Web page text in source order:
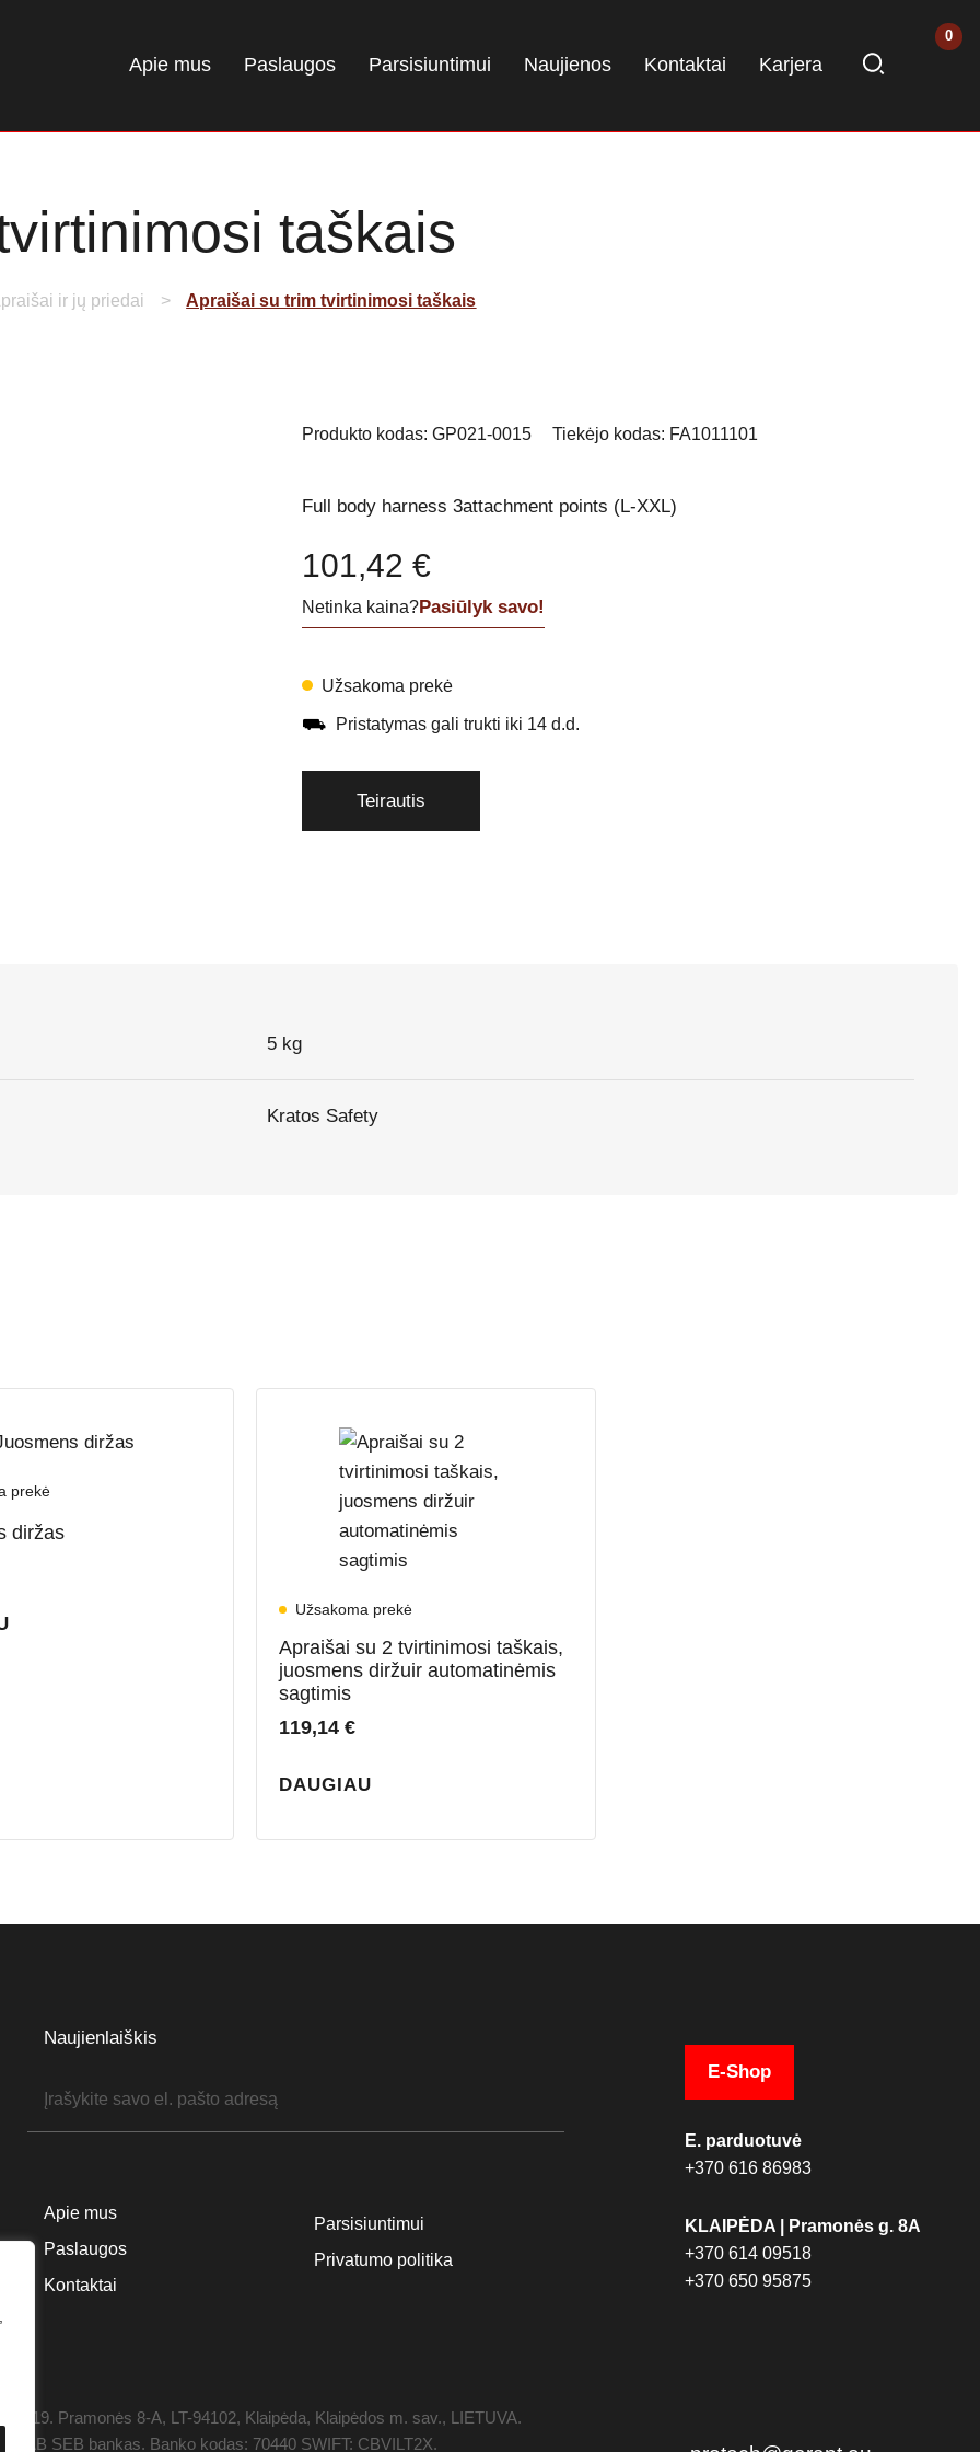
Apie mus Paslaugos Parsisiuntimui Naujienos Kontaktai Karjera
taškais
ir jų priedai Apraišai su trim tvirtinimosi taškais
Produkto kodas:GP021-0015 Tiekėjo kodas: FA1011101
Full body harness 3attachment points (L-XXL)
101,42€
Netinka kaina?Pasiūlyk savo!
Užsakoma prekė
⛟ Pristatymas gali trukti iki 14 d.d.
Teirautis
5 kg
Kratos Safety
prekė
diržas
Užsakoma prekė
Apraišai su 2 tvirtinimosi taškais,
juosmens diržuir automatinėmis
sagtimis
119,14 €
DAUGIAU
Naujienlaiškis
Apie mus
Paslaugos
Kontaktai
Parsisiuntimui
Privatumo politika
E-Shop
E. parduotuvė
+370 616 86983
KLAIPĖDA | Pramonės g. 8A
+370 614 09518
+370 650 95875
Pramonės 8-A, LT-94102, Klaipėda, Klaipėdos m. sav., LIETUVA.
AB SEB bankas. Banko kodas: 70440 SWIFT: CBVILT2X.